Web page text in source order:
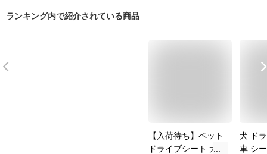
ランキング内で紹介されている商品
【入荷待ち】ペット
ドライブシート 犬
犬 ド
車 シ